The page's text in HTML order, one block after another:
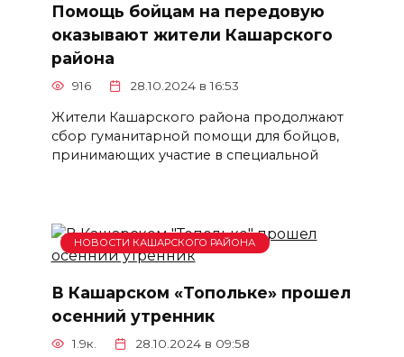
Помощь бойцам на передовую
оказывают жители Кашарского
района
916 28.10.2024 в 16:53
Жители Кашарского района продолжают
сбор гуманитарной помощи для бойцов,
принимающих участие в специальной
НОВОСТИ КАШАРСКОГО РАЙОНА
В Кашарском «Топольке» прошел
осенний утренник
1.9к. 28.10.2024 в 09:58